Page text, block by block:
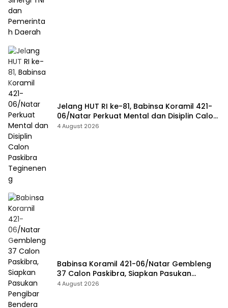
Jelang HUT RI ke-81, Babinsa Koramil 421-
06/Natar Perkuat Mental dan Disiplin Calon
Paskibra Tegineneng
4 August 2026
Babinsa Koramil 421-06/Natar Gembleng
37 Calon Paskibra, Siapkan Pasukan
Pengibar Bendera HUT RI Tingkat
4 August 2026